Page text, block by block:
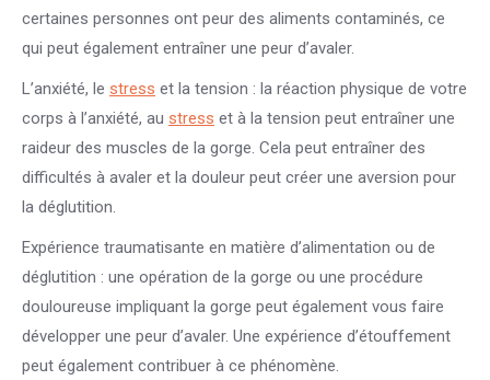
certaines personnes ont peur des aliments contaminés, ce
qui peut également entraîner une peur d’avaler.
L’anxiété, le stress et la tension : la réaction physique de votre
corps à l’anxiété, au stress et à la tension peut entraîner une
raideur des muscles de la gorge. Cela peut entraîner des
difficultés à avaler et la douleur peut créer une aversion pour
la déglutition.
Expérience traumatisante en matière d’alimentation ou de
déglutition : une opération de la gorge ou une procédure
douloureuse impliquant la gorge peut également vous faire
développer une peur d’avaler. Une expérience d’étouffement
peut également contribuer à ce phénomène.